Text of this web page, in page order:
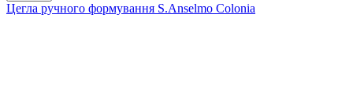
Цегла ручного формування S.Anselmo Colonia